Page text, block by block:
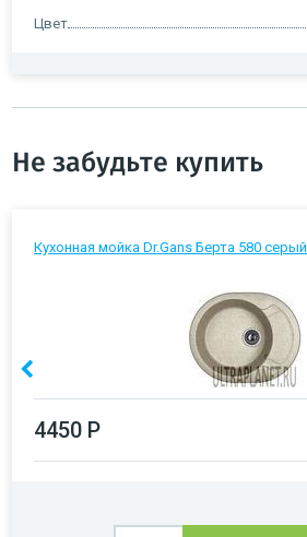
Цвет
Не забудьте купить
Кухонная мойка Dr.Gans Берта 580 серый
4450 Р